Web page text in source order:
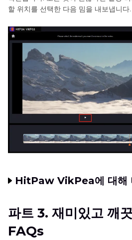
할 위치를 선택한 다음 밈을 내보냅니다.
HitPaw VikPea에 대해
파트 3. 재미있고 깨
FAQs